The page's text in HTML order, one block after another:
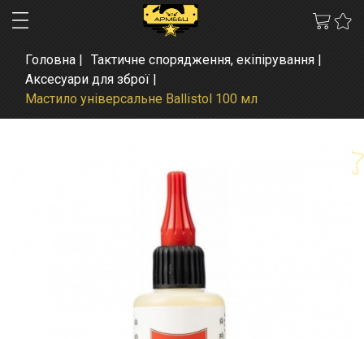
Головна
Тактичне спорядження, екіпірування
Аксесуари для зброї
Мастило універсальне Ballistol 100 мл